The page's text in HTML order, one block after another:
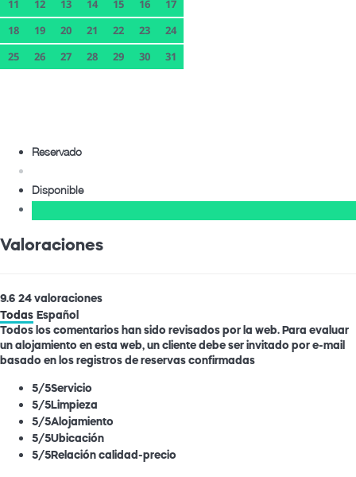
11 12 13 14 15 16
17
18
19 20 21 22 23
24
25
26 27 28 29 30 31
Reservado
Disponible
Valoraciones
9.6 24 valoraciones
Todas Español
Todos los comentarios han sido revisados por la web. Para evaluar
un alojamiento en esta web, un cliente debe ser invitado por e-mail
basado en los registros de reservas confirmadas
5/5Servicio
5/5Limpieza
5/5Alojamiento
5/5Ubicación
5/5Relación calidad-precio